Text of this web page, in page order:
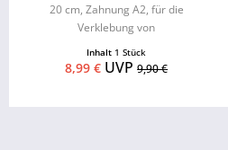
20 cm, Zahnung A2, für die
Verklebung von
Boden
Inhalt 1 Stück
8,99 € UVP9,90 €